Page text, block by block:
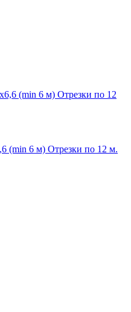
(min 6 м) Отрезки по 12 м.